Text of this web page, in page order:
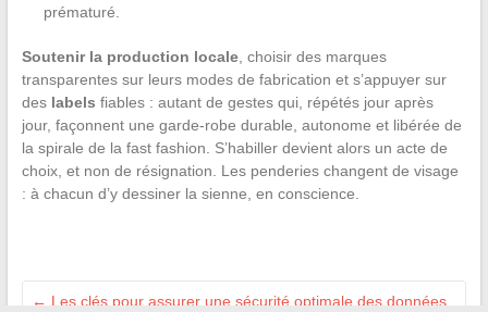
prématuré.
Soutenir la production locale, choisir des marques
transparentes sur leurs modes de fabrication et s’appuyer sur
des labels fiables : autant de gestes qui, répétés jour après
jour, façonnent une garde-robe durable, autonome et libérée de
la spirale de la fast fashion. S’habiller devient alors un acte de
choix, et non de résignation. Les penderies changent de visage
: à chacun d’y dessiner la sienne, en conscience.
← Les clés pour assurer une sécurité optimale des données